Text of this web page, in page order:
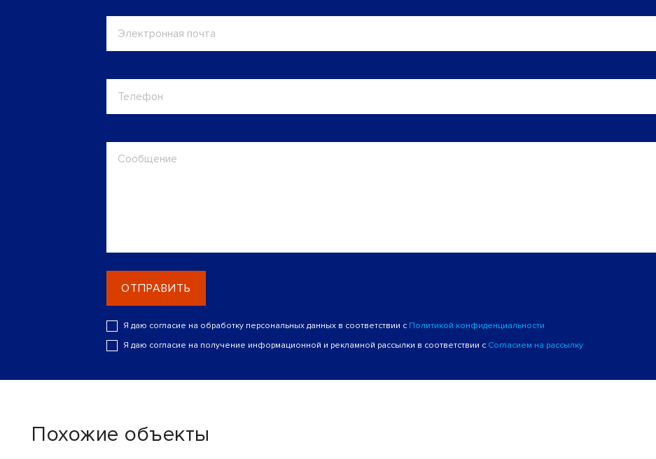
ОТПРАВИТЬ
Я даю согласие на обработку персональных данных в соответствии с Политикой конфиденциальности
Я даю согласие на получение информационной и рекламной рассылки в соответствии с Согласием на рассылку
Похожие объекты